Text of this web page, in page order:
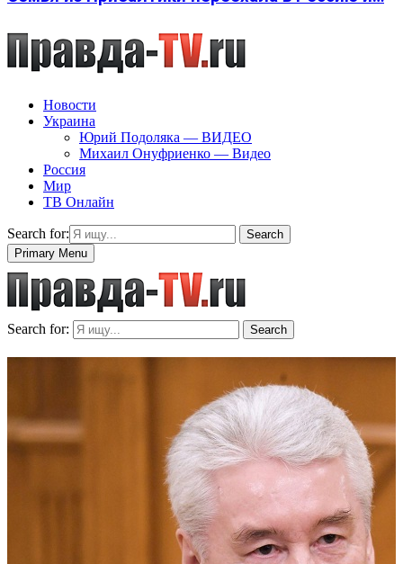
Новости
Украина
Юрий Подоляка — ВИДЕО
Михаил Онуфриенко — Видео
Россия
Мир
ТВ Онлайн
Search for:
Search
Primary Menu
Search for: Search